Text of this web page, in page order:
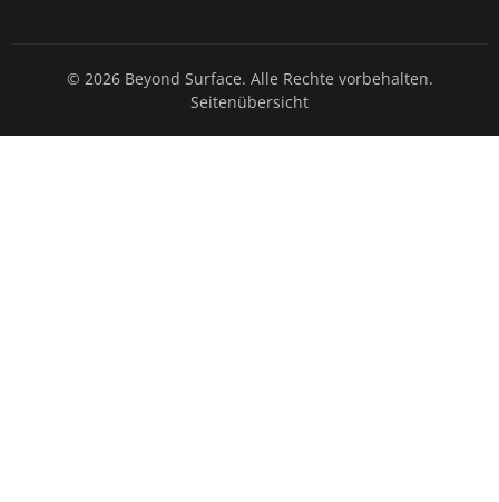
© 2026 Beyond Surface. Alle Rechte vorbehalten.
Seitenübersicht